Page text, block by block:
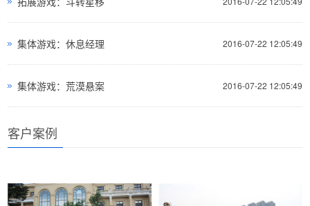
2016-07-22 12:05:49
集体游戏：休息经理
2016-07-22 12:05:49
集体游戏：荒漠悬案
客户案例